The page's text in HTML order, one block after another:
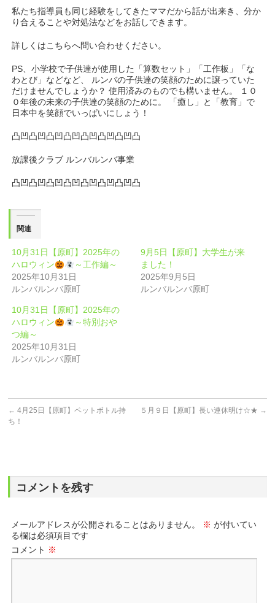
私たち指導員も同じ経験をしてきたママだから話が出来き、分か
り合えることや対処法などをお話しできます。
詳しくはこちらへ問い合わせください。
PS、小学校で子供達が使用した「算数セット」「工作板」「な
わとび」などなど、 ルンバの子供達の笑顔のために譲っていた
だけませんでしょうか？ 使用済みのものでも構いません。 １０
０年後の未来の子供達の笑顔のために。 「癒し」と「教育」で
日本中を笑顔でいっぱいにしょう！
凸凹凸凹凸凹凸凹凸凹凸凹凸凹凸
放課後クラブ ルンバルンバ事業
凸凹凸凹凸凹凸凹凸凹凸凹凸凹凸
関連
10月31日【原町】2025年の
ハロウィン
～工作編～
2025年10月31日
ルンバルンバ原町
9月5日【原町】大学生が来
ました！
2025年9月5日
ルンバルンバ原町
10月31日【原町】2025年の
ハロウィン
～特別おや
つ編～
2025年10月31日
ルンバルンバ原町
← 4月25日【原町】ペットボトル持
ち！
５月９日【原町】長い連休明け☆★ →
コメントを残す
メールアドレスが公開されることはありません。 ※ が付いてい
る欄は必須項目です
コメント ※